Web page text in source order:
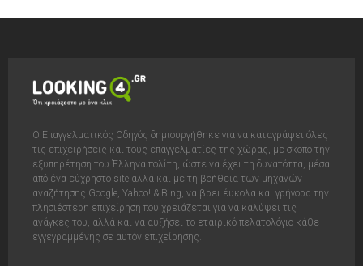
Ο Επαγγελματικός Οδηγός δημιουργήθηκε για να καταγράψει όλες
τις επιχειρήσεις και τους επαγγελματίες της χώρας, με σκοπό την
εξυπηρέτηση του Έλληνα πολίτη, ώστε να έχει τη δυνατόττα, μέσα
από ένα εύχρηστο site αλλά και με τη βοήθεια των μηχανών
αναζήτησης Google, Yahoo! & Bing, να βρει έυκολα και γρήγορα την
πλησιέστερη επιχείρηση που χρειάζεται για να καλύψει τις
ανάγκες του, αλλά και να αυξήσει το εταιρικό πελατολόγιο κάθε
εγγεγραμμένης σε αυτόν επιχείρησης.